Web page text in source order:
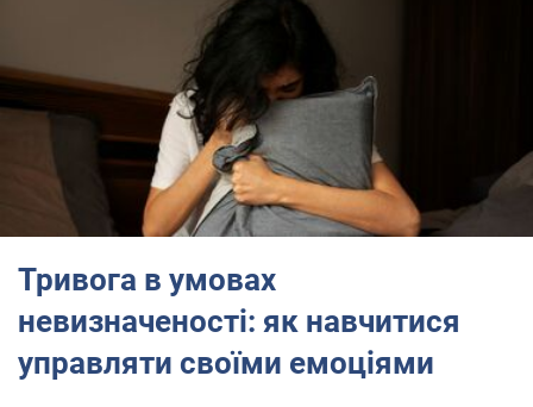
Тривога в умовах
невизначеності: як навчитися
управляти своїми емоціями